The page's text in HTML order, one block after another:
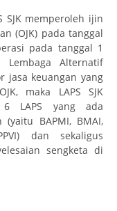
SJK memperoleh ijin
(OJK) pada tanggal
pada tanggal 1
Lembaga Alternatif
jasa keuangan yang
maka LAPS SJK
LAPS yang ada
BAPMI, BMAI,
dan sekaligus
sengketa di